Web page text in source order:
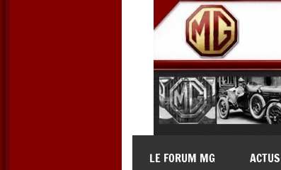
MG Contact
LE FORUM MG ACTUS